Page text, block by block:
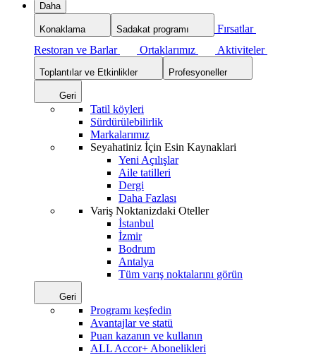
Daha
Konaklama Sadakat programı
Fırsatlar
Restoran ve Barlar
Ortaklarımız Aktiviteler
Toplantılar ve Etkinlikler Profesyoneller
Geri
Tatil köyleri
Sürdürülebilirlik
Markalarımız
Seyahatiniz İçin Esin Kaynaklari
Yeni Açılışlar
Aile tatilleri
Dergi
Daha Fazlası
Variş Noktanizdaki Oteller
İstanbul
İzmir
Bodrum
Antalya
Tüm varış noktalarını görün
Geri
Programı keşfedin
Avantajlar ve statü
Puan kazanın ve kullanın
ALL Accor+ Abonelikleri